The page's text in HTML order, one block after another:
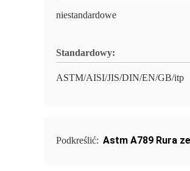
niestandardowe
Standardowy:
ASTM/AISI/JIS/DIN/EN/GB/itp
Podkreślić: Astm A789 Rura